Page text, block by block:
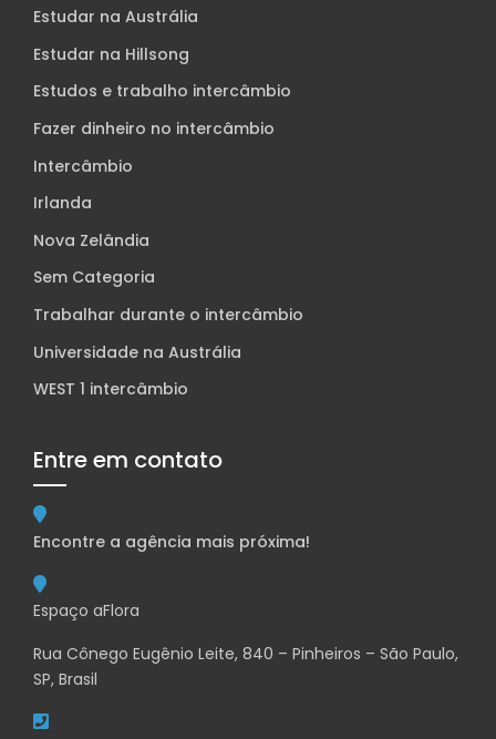
Estudar na Austrália
Estudar na Hillsong
Estudos e trabalho intercâmbio
Fazer dinheiro no intercâmbio
Intercâmbio
Irlanda
Nova Zelândia
Sem Categoria
Trabalhar durante o intercâmbio
Universidade na Austrália
WEST 1 intercâmbio
Entre em contato
Encontre a agência mais próxima!
Espaço aFlora
Rua Cônego Eugênio Leite, 840 – Pinheiros – São Paulo,
SP, Brasil